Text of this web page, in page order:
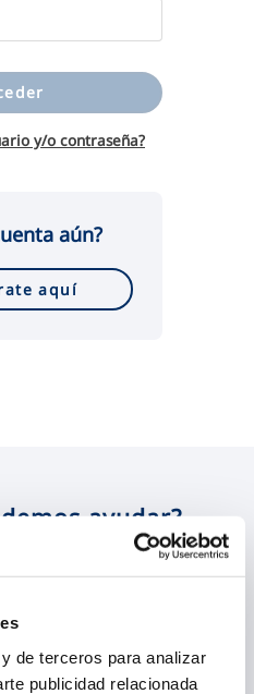
de terceros para analizar
publicidad relacionada
ayudar?
y/o contraseña?
aún?
aquí